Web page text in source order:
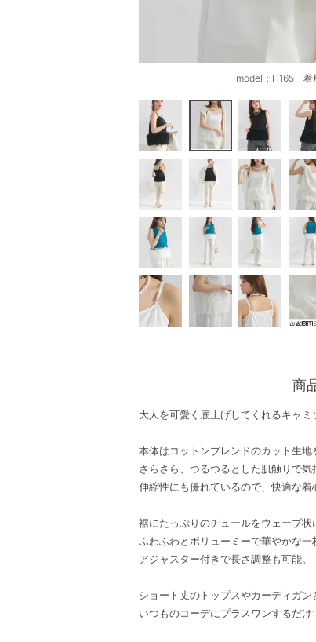
model：H165 着
商
大人を可愛く底上げしてくれるキャミ
本体はコットンブレンドのカット生地
さらさら、つるつるとした肌触りで気
伸縮性にも優れているので、快適な着
裾にたっぷりのチュールをウェーブ状
ふわふわとボリューミーで華やかな一
アジャスター付きで長さ調整も可能。
ショート丈のトップスやカーディガ
いつものコーデにプラスワンするだけ